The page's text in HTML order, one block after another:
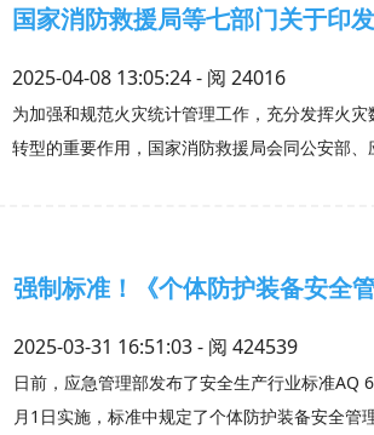
国家消防救援局等七部门关于印
2025-04-08 13:05:24 - 阅 24016
为加强和规范火灾统计管理工作，充分发挥火
转型的重要作用，国家消防救援局会同公安部、
强制标准！《个体防护装备安全
2025-03-31 16:51:03 - 阅 424539
日前，应急管理部发布了安全生产行业标准AQ
月1日实施，标准中规定了个体防护装备安全管